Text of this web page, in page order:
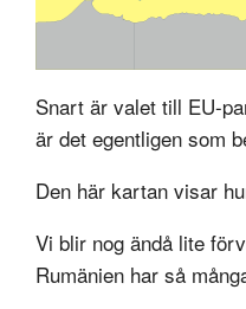
Snart är valet till EU-
är det egentligen som
Den här kartan visar
Vi blir nog ändå lite
Rumänien har så